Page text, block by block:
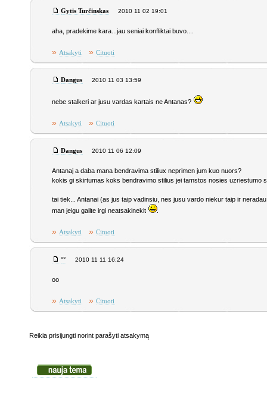
Gytis Turčinskas 2010 11 02 19:01
aha, pradekime kara...jau seniai konfliktai buvo....
» Atsakyti » Cituoti
Dangus 2010 11 03 13:59
nebe stalkeri ar jusu vardas kartais ne Antanas?
» Atsakyti » Cituoti
Dangus 2010 11 06 12:09
Antanaj a daba mana bendravima stiliux neprimen jum kuo nuors?
kokis gi skirtumas koks bendravimo stilius jei tamstos nosies uzriestumo
tai tiek... Antanai (as jus taip vadinsiu, nes jusu vardo niekur taip ir
man jeigu galite irgi neatsakinekit
.
» Atsakyti » Cituoti
°° 2010 11 11 16:24
oo
» Atsakyti » Cituoti
Reikia prisijungti norint parašyti atsakymą